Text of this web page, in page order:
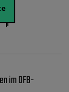
im DFB-